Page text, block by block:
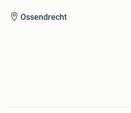
Ossendrecht